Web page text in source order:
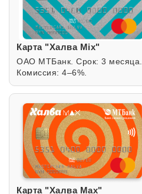
Карта "Халва Mix"
ОАО МТБанк. Срок: 3 месяца.
Комиссия: 4–6%.
Карта "Халва Max"